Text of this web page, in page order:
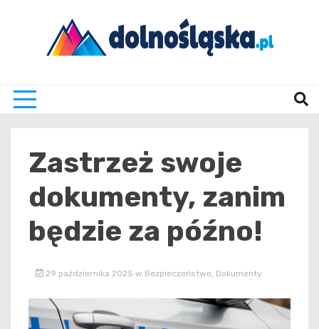
Zastrzeż swoje
dokumenty, zanim
będzie za późno!
29 października 2025 w Bezpieczeństwo Dokumenty